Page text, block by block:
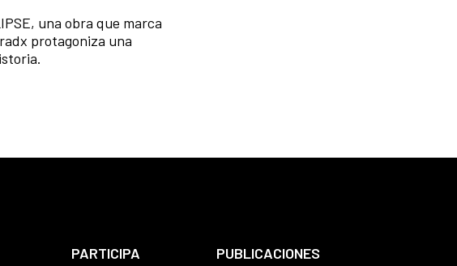
una obra que marca
protagoniza una
PARTICIPA
PUBLICACIONES